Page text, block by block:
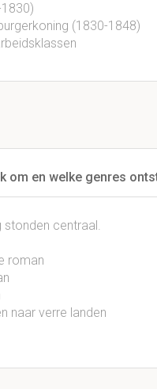
(1830-1848)
om en welke genres
stonden centraal.
roman
naar verre landen